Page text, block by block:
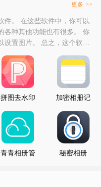
更多 >>
件。 在这些软件中，你可以
各种其他功能也有很多。 你
置图片。 总之，这个软件
拼图去水印
加密相册记
青青相册管
秘密相册